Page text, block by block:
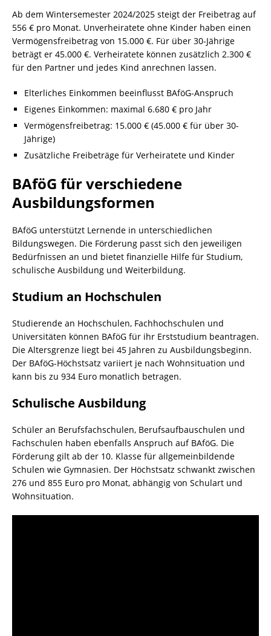
Ab dem Wintersemester 2024/2025 steigt der Freibetrag auf
556 € pro Monat. Unverheiratete ohne Kinder haben einen
Vermögensfreibetrag von 15.000 €. Für über 30-Jährige
beträgt er 45.000 €. Verheiratete können zusätzlich 2.300 €
für den Partner und jedes Kind anrechnen lassen.
Elterliches Einkommen beeinflusst BAföG-Anspruch
Eigenes Einkommen: maximal 6.680 € pro Jahr
Vermögensfreibetrag: 15.000 € (45.000 € für über 30-
Jährige)
Zusätzliche Freibeträge für Verheiratete und Kinder
BAföG für verschiedene
Ausbildungsformen
BAföG unterstützt Lernende in unterschiedlichen
Bildungswegen. Die Förderung passt sich den jeweiligen
Bedürfnissen an und bietet finanzielle Hilfe für Studium,
schulische Ausbildung und Weiterbildung.
Studium an Hochschulen
Studierende an Hochschulen, Fachhochschulen und
Universitäten können BAföG für ihr Erststudium beantragen.
Die Altersgrenze liegt bei 45 Jahren zu Ausbildungsbeginn.
Der BAföG-Höchstsatz variiert je nach Wohnsituation und
kann bis zu 934 Euro monatlich betragen.
Schulische Ausbildung
Schüler an Berufsfachschulen, Berufsaufbauschulen und
Fachschulen haben ebenfalls Anspruch auf BAföG. Die
Förderung gilt ab der 10. Klasse für allgemeinbildende
Schulen wie Gymnasien. Der Höchstsatz schwankt zwischen
276 und 855 Euro pro Monat, abhängig von Schulart und
Wohnsituation.